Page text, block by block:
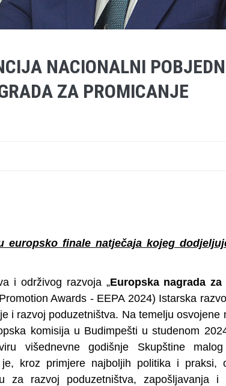
NACIONALNI
ZA PROMICANJE
europsko finale natječaja kojeg
i održivog razvoja „Europska nagrada
Awards - EEPA 2024) Istarska
i razvoj poduzetništva. Na temelju osvojene
komisija u Budimpešti u studenom
višednevne godišnje Skupštine
kroz primjere najboljih politika i praksi,
za razvoj poduzetništva, zapošljavanja i